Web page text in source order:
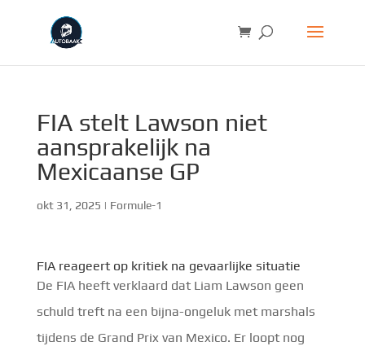
FIA stelt Lawson niet
aansprakelijk na
Mexicaanse GP
okt 31, 2025 | Formule-1
FIA reageert op kritiek na gevaarlijke situatie
De FIA heeft verklaard dat Liam Lawson geen
schuld treft na een bijna-ongeluk met marshals
tijdens de Grand Prix van Mexico. Er loopt nog